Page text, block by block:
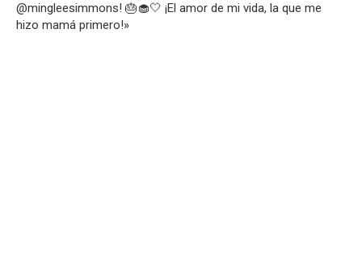
@mingleesimmons! 🎂🧁🤍 ¡El amor de mi vida, la que me
hizo mamá primero!»